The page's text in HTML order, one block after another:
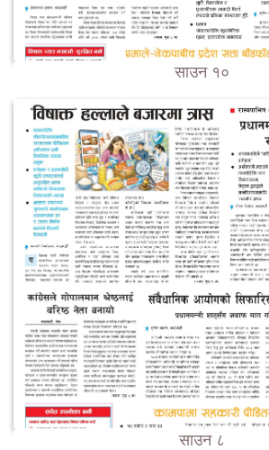
साउन १०
साउन ८